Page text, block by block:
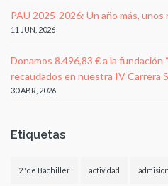
PAU 2025-2026: Un año más,
11 JUN, 2026
Donamos 8.496,83 € a la fundación
recaudados en nuestra IV Carrera
30 ABR, 2026
Etiquetas
2º de Bachiller actividad